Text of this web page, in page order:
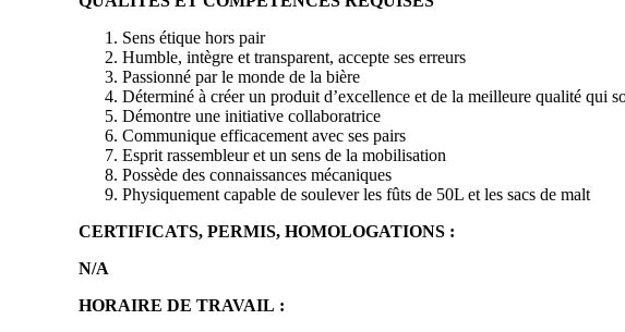
Sens étique hors pair
Humble, intègre et transparent, accepte ses erreurs
Passionné par le monde de la bière
Déterminé à créer un produit d’excellence et de la meilleure qualité qui
Démontre une initiative collaboratrice
Communique efficacement avec ses pairs
Esprit rassembleur et un sens de la mobilisation
Possède des connaissances mécaniques
Physiquement capable de soulever les fûts de 50L et les sacs de malt
CERTIFICATS, PERMIS, HOMOLOGATIONS :
N/A
HORAIRE DE TRAVAIL :